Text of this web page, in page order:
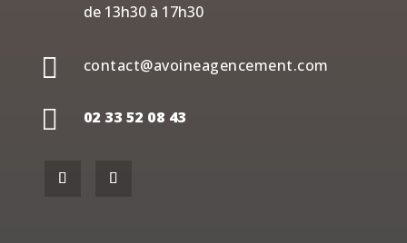
de 13h30 à 17h30
 contact@avoineagencement.com
 02 33 52 08 43